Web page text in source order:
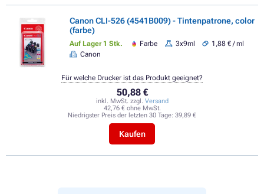
Canon CLI-526 (4541B009) - Tintenpatrone, color
(farbe)
Auf Lager 1 Stk. Farbe 3x9ml
1,88 € / ml
Canon
50,88 €
inkl. MwSt. zzgl. Versand
42,76 € ohne MwSt.
Niedrigster Preis der letzten 30 Tage: 39,89 €
Kaufen
Für welche Drucker ist das Produkt geeignet?